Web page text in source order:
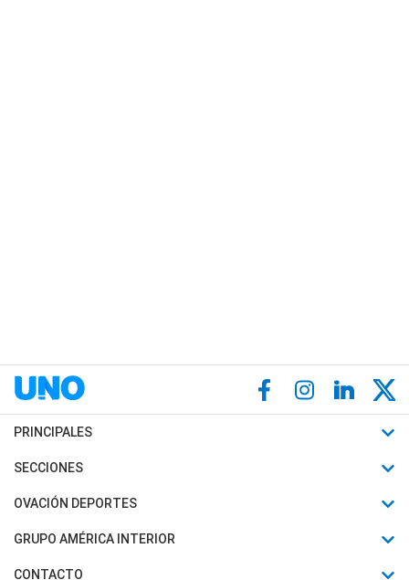
PRINCIPALES
Últimas Noticias
Política
SECCIONES
Horóscopo
Motores
OVACIÓN DEPORTES
Fútbol
Mundial
GRUPO AMÉRICA INTERIOR
Canal 7 en Vivo
CONTACTO